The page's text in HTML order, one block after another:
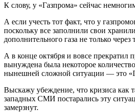
К слову, у «Газпрома» сейчас
А если учесть тот факт, что у
поскольку все заполнили свои
дополнительного газа не только
А в конце октября и вовсе
вынуждена была некоторое
нынешней сложной ситуации — это
Выскажу убеждение, что кризиса как
западных СМИ постарались эту
замерзнут.